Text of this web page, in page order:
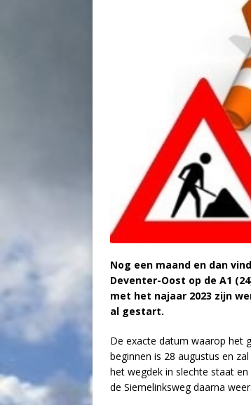
Nog een maand en dan
Deventer-Oost op de A1
met het najaar 2023 zijn
al gestart.
De exacte datum waarop het
beginnen is 28 augustus en
het wegdek in slechte staat
de Siemelinksweg daarna